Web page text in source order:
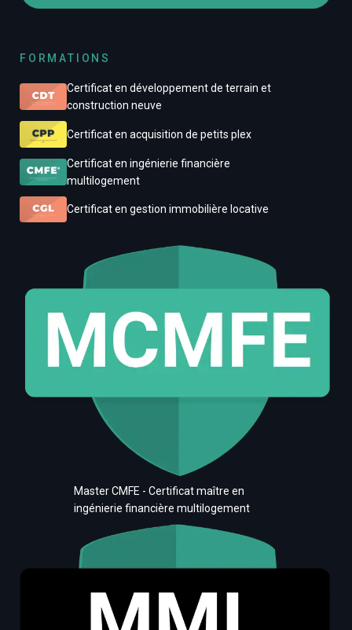
FORMATIONS
Certificat en développement de terrain et
construction neuve
Certificat en acquisition de petits plex
Certificat en ingénierie financière
multilogement
Certificat en gestion immobilière locative
Master CMFE - Certificat maître en
ingénierie financière multilogement